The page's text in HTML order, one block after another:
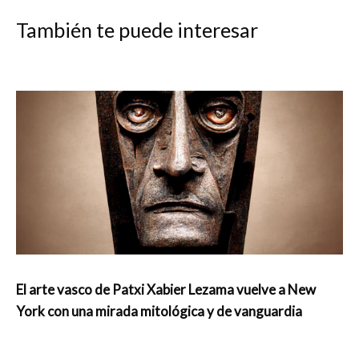
También te puede interesar
El arte vasco de Patxi Xabier Lezama vuelve a New
York con una mirada mitológica y de vanguardia